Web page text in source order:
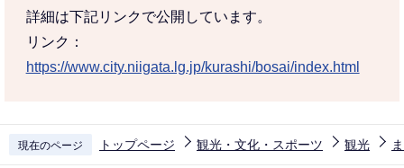
詳細は下記リンクで公開しています。
リンク：
https://www.city.niigata.lg.jp/kurashi/bosai/index.html
現在のページ トップページ 観光・文化・スポーツ 観光